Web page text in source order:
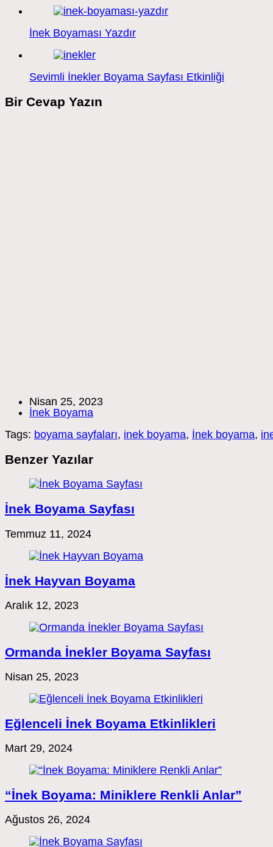
İnek Boyaması Yazdır
Sevimli İnekler Boyama Sayfası Etkinliği
Bir Cevap Yazın
Post
published:
Nisan 25, 2023
Post
İnek Boyama
Tags: boyama sayfaları, inek boyama, İnek boyama,
Benzer Yazılar
İnek Boyama Sayfası
Temmuz 11, 2024
İnek Hayvan Boyama
Aralık 12, 2023
Ormanda İnekler Boyama Sayfası
Nisan 25, 2023
Eğlenceli İnek Boyama Etkinlikleri
Mart 29, 2024
“İnek Boyama: Miniklere Renkli Anlar”
Ağustos 26, 2024